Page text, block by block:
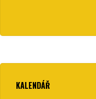
KALENDÁŘ